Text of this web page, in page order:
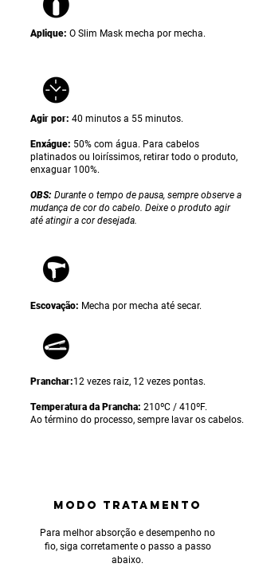
Aplique: O Slim Mask mecha por mecha.
Agir por: 40 minutos a 55 minutos.
Enxágue: 50% com água. Para cabelos
platinados ou loiríssimos, retirar todo o produto,
enxaguar 100%.
OBS: Durante o tempo de pausa, sempre observe a
mudança de cor do cabelo. Deixe o produto agir
até atingir a cor desejada.
Escovação: Mecha por mecha até secar.
Pranchar:12 vezes raiz, 12 vezes pontas.
Temperatura da Prancha: 210ºC / 410ºF.
Ao término do processo, sempre lavar os cabelos.
MODO TRATAMENTO
Para melhor absorção e desempenho no
fio, siga corretamente o passo a passo
abaixo.